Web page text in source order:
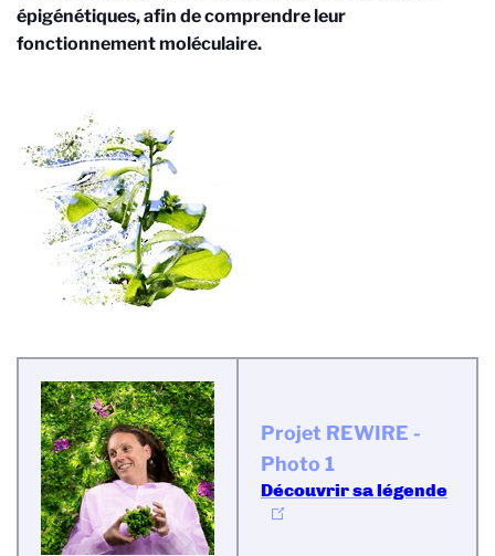
épigénétiques, afin de comprendre leur
fonctionnement moléculaire.
Projet REWIRE -
Photo 1
Découvrir sa légende